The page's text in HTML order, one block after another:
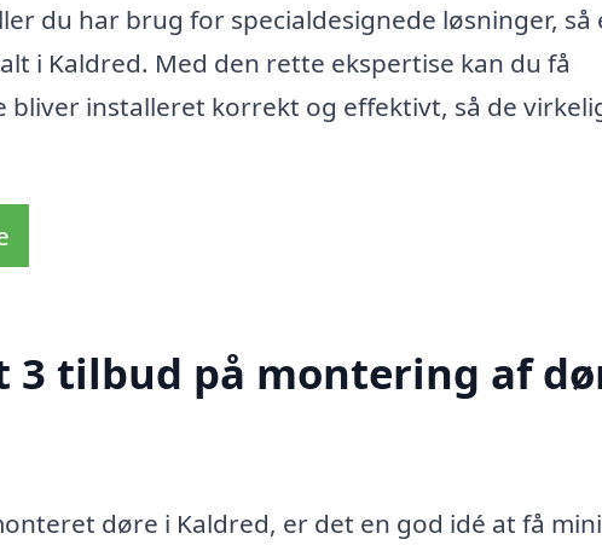
du har brug for specialdesignede løsninger, så
i Kaldred. Med den rette ekspertise kan du få
installeret korrekt og effektivt, så de
tilbud på montering af
døre i Kaldred, er det en god idé at få